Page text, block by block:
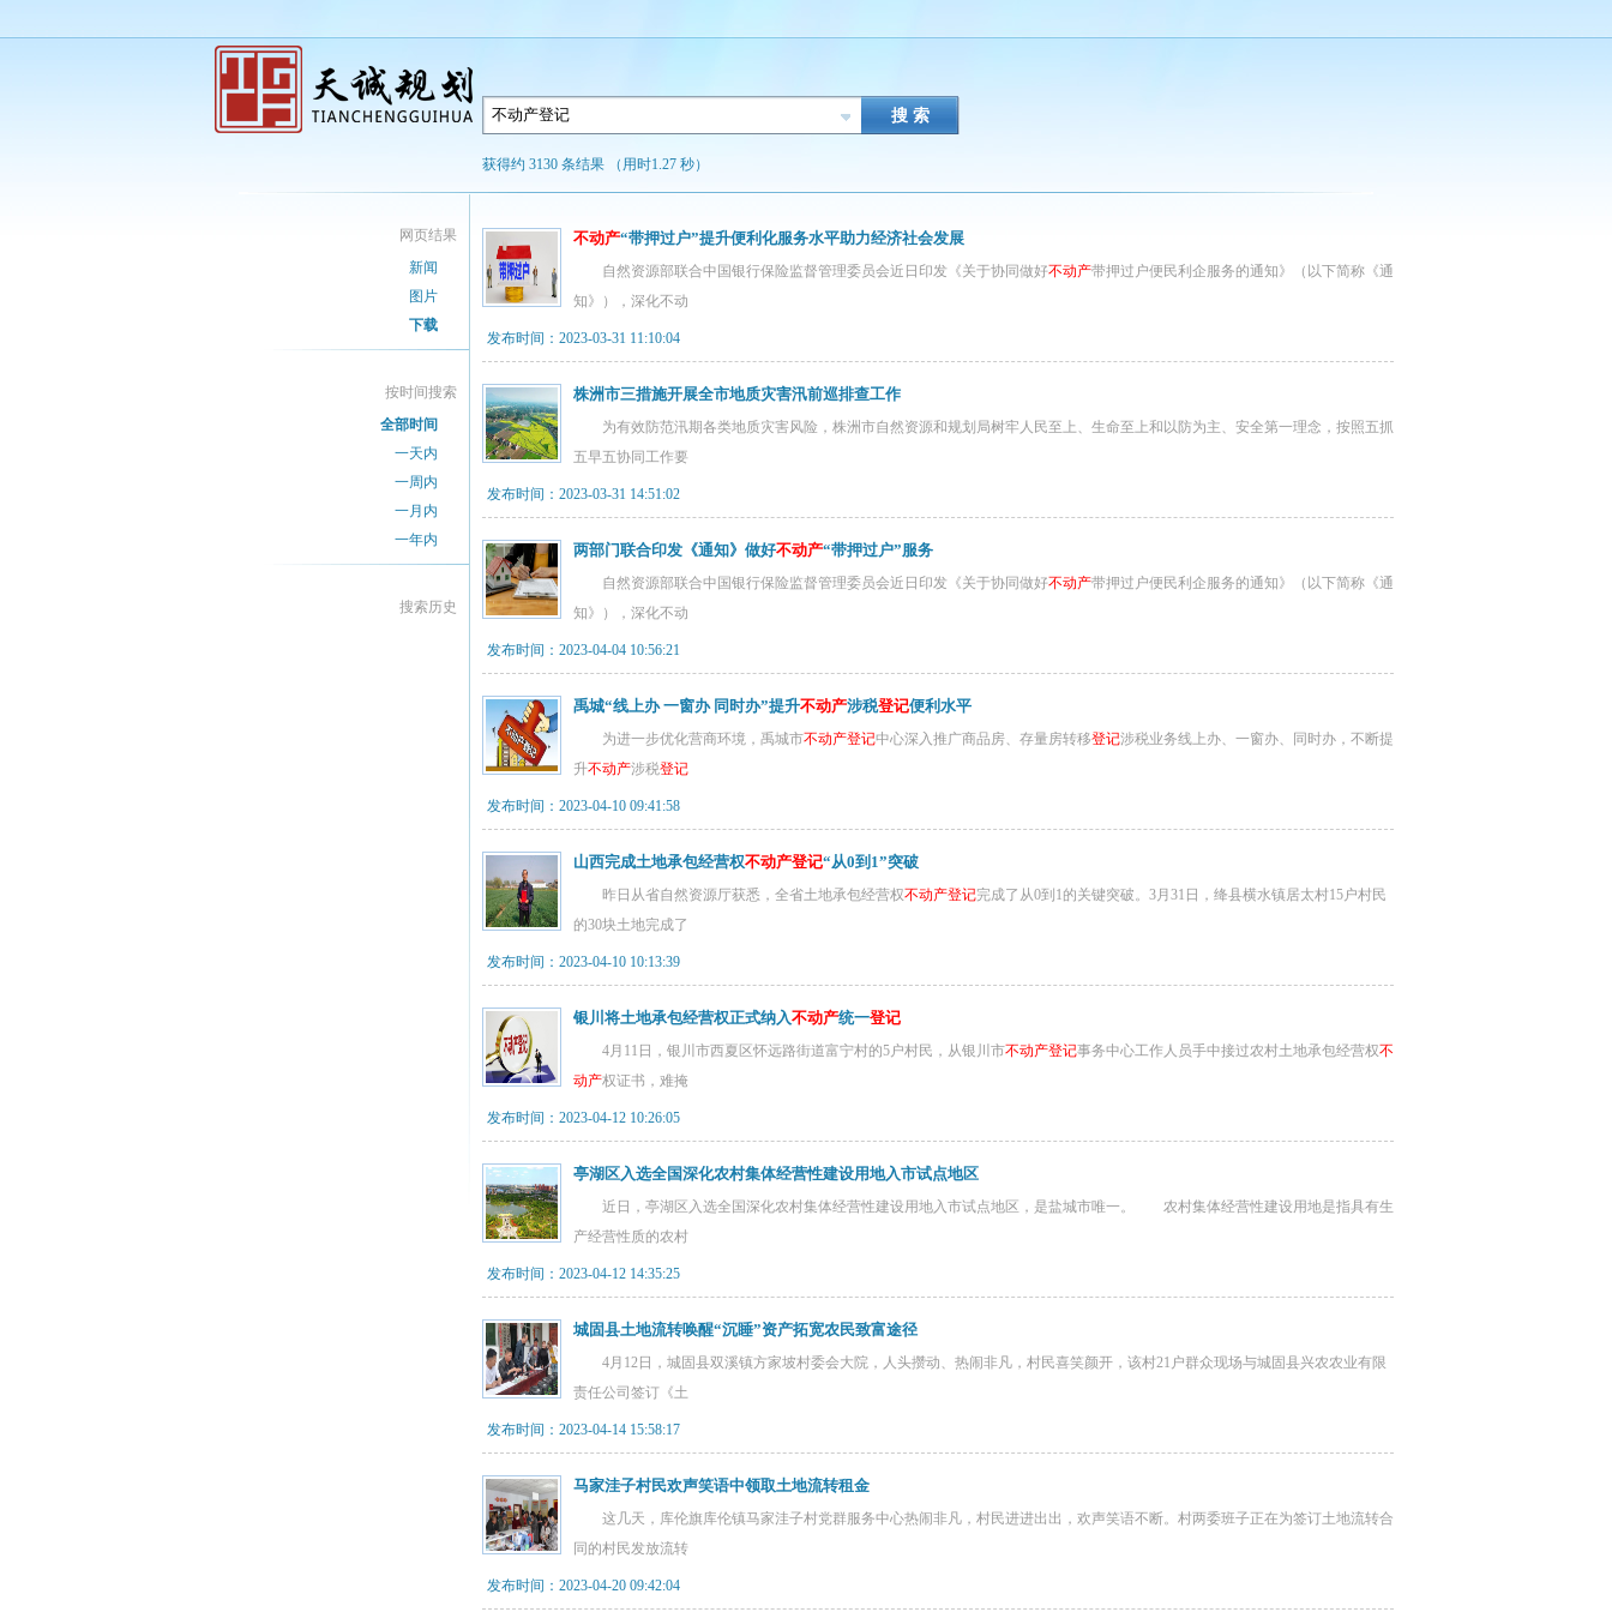
获得约 3130 条结果 （用时1.27 秒）
网页结果
新闻
图片
下载
按时间搜索
全部时间
一天内
一周内
一月内
一年内
搜索历史
不动产“带押过户”提升便利化服务水平助力经济社会发展
自然资源部联合中国银行保险监督管理委员会近日印发《关于协同做好不动产带押过户便民利企服务的通知》（以下简称《通
知》），深化不动
发布时间：2023-03-31 11:10:04
株洲市三措施开展全市地质灾害汛前巡排查工作
为有效防范汛期各类地质灾害风险，株洲市自然资源和规划局树牢人民至上、生命至上和以防为主、安全第一理念，按照五抓
五早五协同工作要
发布时间：2023-03-31 14:51:02
两部门联合印发《通知》做好不动产“带押过户”服务
自然资源部联合中国银行保险监督管理委员会近日印发《关于协同做好不动产带押过户便民利企服务的通知》（以下简称《通
知》），深化不动
发布时间：2023-04-04 10:56:21
禹城“线上办 一窗办 同时办”提升不动产涉税登记便利水平
为进一步优化营商环境，禹城市不动产登记中心深入推广商品房、存量房转移登记涉税业务线上办、一窗办、同时办，不断提
升不动产涉税登记
发布时间：2023-04-10 09:41:58
山西完成土地承包经营权不动产登记“从0到1”突破
昨日从省自然资源厅获悉，全省土地承包经营权不动产登记完成了从0到1的关键突破。3月31日，绛县横水镇居太村15户村民
的30块土地完成了
发布时间：2023-04-10 10:13:39
银川将土地承包经营权正式纳入不动产统一登记
4月11日，银川市西夏区怀远路街道富宁村的5户村民，从银川市不动产登记事务中心工作人员手中接过农村土地承包经营权不
动产权证书，难掩
发布时间：2023-04-12 10:26:05
亭湖区入选全国深化农村集体经营性建设用地入市试点地区
近日，亭湖区入选全国深化农村集体经营性建设用地入市试点地区，是盐城市唯一。 农村集体经营性建设用地是指具有生
产经营性质的农村
发布时间：2023-04-12 14:35:25
城固县土地流转唤醒“沉睡”资产拓宽农民致富途径
4月12日，城固县双溪镇方家坡村委会大院，人头攒动、热闹非凡，村民喜笑颜开，该村21户群众现场与城固县兴农农业有限
责任公司签订《土
发布时间：2023-04-14 15:58:17
马家洼子村民欢声笑语中领取土地流转租金
这几天，库伦旗库伦镇马家洼子村党群服务中心热闹非凡，村民进进出出，欢声笑语不断。村两委班子正在为签订土地流转合
同的村民发放流转
发布时间：2023-04-20 09:42:04